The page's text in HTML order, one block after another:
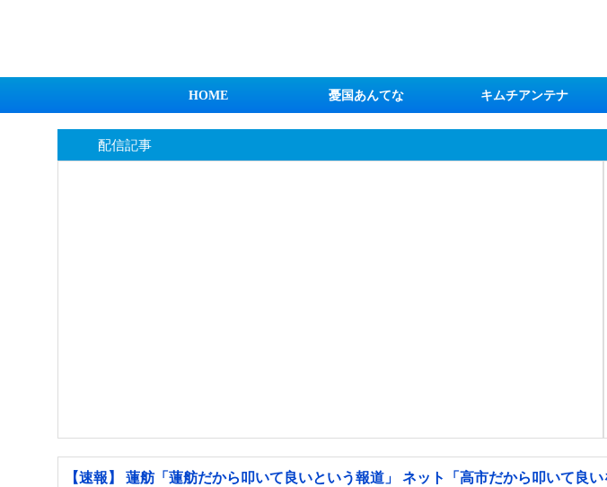
HOME 憂国あんてな キムチアンテナ
配信記事
【速報】 蓮舫「蓮舫だから叩いて良いという報道」 ネット「高市だから叩いて良い